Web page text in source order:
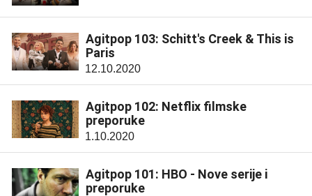
Agitpop 103: Schitt's Creek & This is
Paris
12.10.2020
Agitpop 102: Netflix filmske
preporuke
1.10.2020
Agitpop 101: HBO - Nove serije i
preporuke